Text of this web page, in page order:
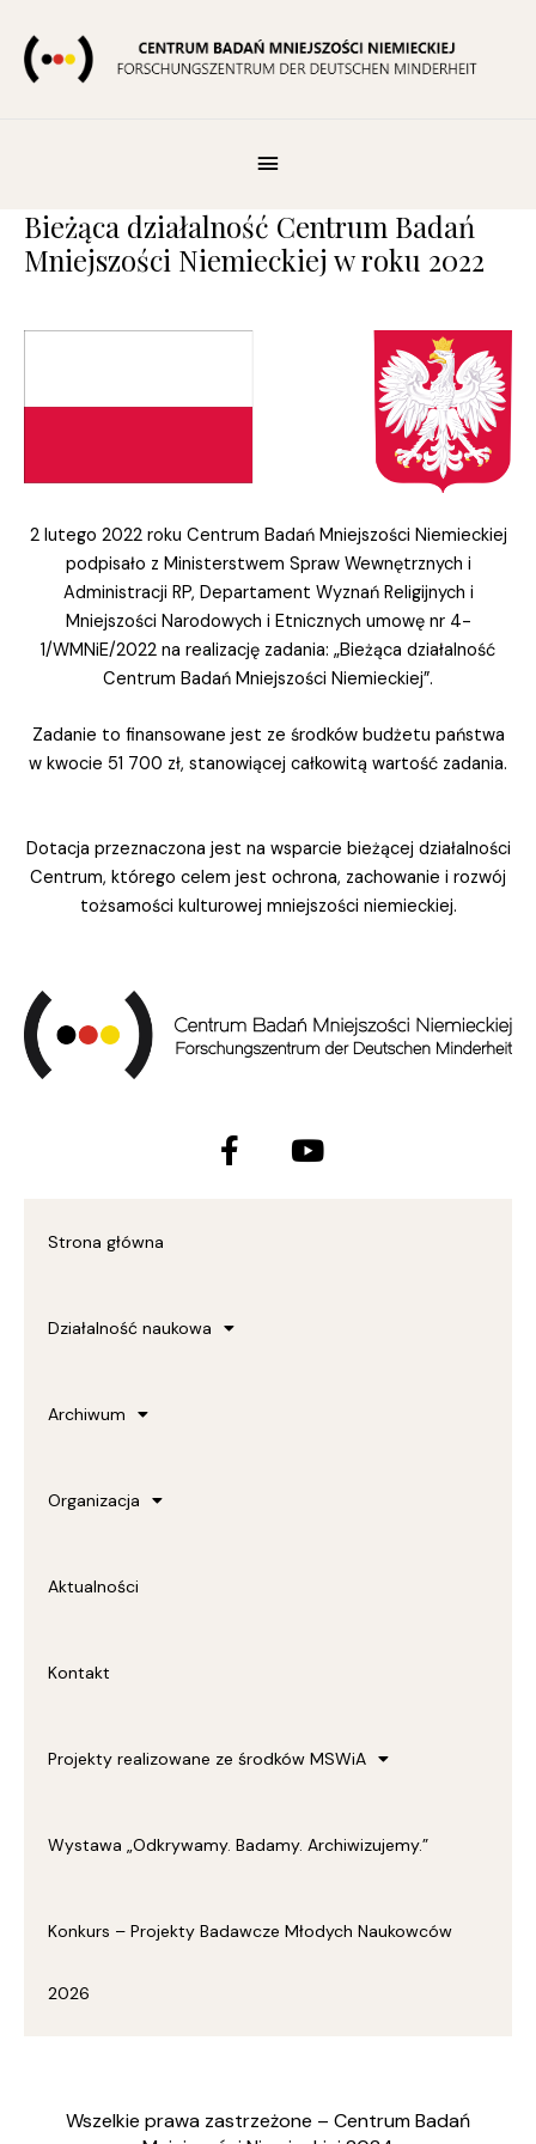
content
Bieżąca działalność Centrum Badań
Mniejszości Niemieckiej w roku 2022
2 lutego 2022 roku Centrum Badań Mniejszości Niemieckiej
podpisało z Ministerstwem Spraw Wewnętrznych i
Administracji RP, Departament Wyznań Religijnych i
Mniejszości Narodowych i Etnicznych umowę nr 4-
1/WMNiE/2022 na realizację zadania: „Bieżąca działalność
Centrum Badań Mniejszości Niemieckiej”.
Zadanie to finansowane jest ze środków budżetu państwa
w kwocie 51 700 zł, stanowiącej całkowitą wartość zadania.
Dotacja przeznaczona jest na wsparcie bieżącej działalności
Centrum, którego celem jest ochrona, zachowanie i rozwój
tożsamości kulturowej mniejszości niemieckiej.
f
Strona główna
Działalność naukowa
Archiwum
Organizacja
Aktualności
Kontakt
Projekty realizowane ze środków MSWiA
Wystawa „Odkrywamy. Badamy. Archiwizujemy.”
Konkurs – Projekty Badawcze Młodych Naukowców
2026
Wszelkie prawa zastrzeżone – Centrum Badań